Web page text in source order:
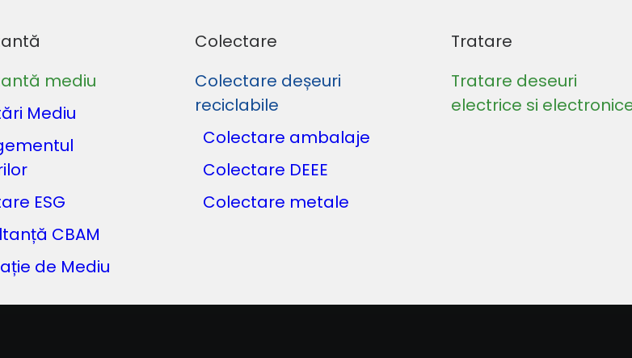
mediu
Mediu
ESG
CBAM
de Mediu
Colectare
Colectare deșeuri
reciclabile
Colectare ambalaje
Colectare DEEE
Colectare metale
Tratare
Tratare deseuri
electrice si